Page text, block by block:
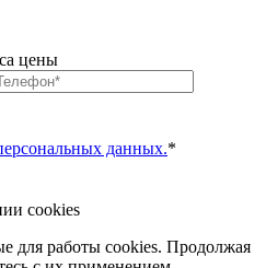
цены
данных.*
cookies
для работы cookies. Продолжая